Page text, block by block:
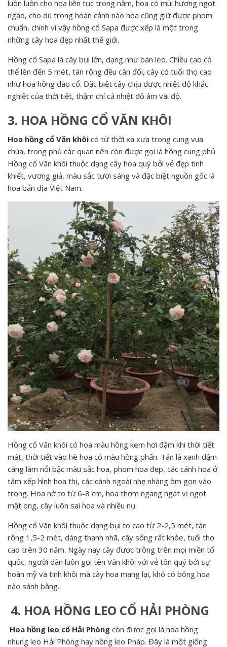
luôn luôn cho hoa liên tục trong năm, hoa có mùi hương ngọt
ngào, cho dù trong hoàn cảnh nào hoa cũng giữ được phom
chuẩn, chính vì vậy hồng cổ Sapa được xếp là một trong
những cây hoa đẹp nhất thế giới.
Hồng cổ Sapa là cây bụi lớn, dạng như bán leo. Chiều cao có
thể lên đến 5 mét, tán rộng đều cân đối, cây có tuổi thọ cao
như hoa hồng đào cổ. Đặc biệt cây chịu được nhiệt độ khắc
nghiệt của thời tiết, thậm chí cả nhiệt độ âm vài độ.
3. HOA HỒNG CỔ VĂN KHÔI
Hoa hồng cổ Văn khôi có từ thời xa xưa trong cung vua
chúa, trong phủ các quan nên còn được gọi là hồng cung phủ.
Hồng cổ Văn khôi thuộc dạng cây hoa quý bởi vẻ đẹp tinh
khiết, vương giả, màu sắc tươi sáng và đặc biệt nguồn gốc là
hoa bản địa Việt Nam.
Hồng cổ Văn khôi có hoa màu hồng kem hơi đậm khi thời tiết
mát, thời tiết vào hè hoa có màu hồng phấn. Tán lá xanh đậm
càng làm nổi bậc màu sắc hoa, phom hoa đẹp, các cánh hoa ở
tâm xếp hình hoa thị, các cánh ngoài nhẹ nhàng ôm gọn vào
trong. Hoa nở to từ 6-8 cm, hoa thơm ngang ngát vị ngọt
mật ong, cây luôn sai hoa và nhiều nụ.
Hồng cổ Văn khôi thuộc dạng bụi to cao từ 2-2,5 mét, tán
rộng 1,5-2 mét, dáng thanh nhã, cây sống rất khỏe, tuổi thọ
cao trên 30 năm. Ngày nay cây được trồng trên mọi miền tổ
quốc, người dân luôn gọi tên Văn khôi với vẻ tôn quý bởi sự
hoàn mỹ và tinh khôi mà cây hoa mang lại, khó có bông hoa
nào sánh bằng.
4. HOA HỒNG LEO CỔ HẢI PHÒNG
Hoa hồng leo cổ Hải Phòng còn được gọi là hoa hồng
nhung leo Hải Phòng hay hồng leo Pháp. Đây là một giống